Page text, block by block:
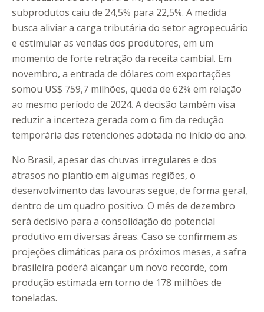
subprodutos caiu de 24,5% para 22,5%. A medida
busca aliviar a carga tributária do setor agropecuário
e estimular as vendas dos produtores, em um
momento de forte retração da receita cambial. Em
novembro, a entrada de dólares com exportações
somou US$ 759,7 milhões, queda de 62% em relação
ao mesmo período de 2024. A decisão também visa
reduzir a incerteza gerada com o fim da redução
temporária das retenciones adotada no início do ano.
No Brasil, apesar das chuvas irregulares e dos
atrasos no plantio em algumas regiões, o
desenvolvimento das lavouras segue, de forma geral,
dentro de um quadro positivo. O mês de dezembro
será decisivo para a consolidação do potencial
produtivo em diversas áreas. Caso se confirmem as
projeções climáticas para os próximos meses, a safra
brasileira poderá alcançar um novo recorde, com
produção estimada em torno de 178 milhões de
toneladas.